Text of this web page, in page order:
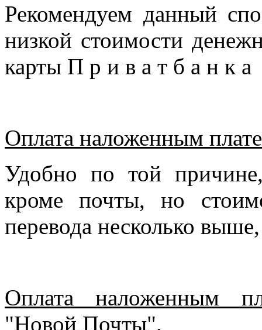
Рекомендуем данный
низкой стоимости
карты П р и в а т б а н к
Оплата наложенным
Удобно по той
кроме почты, но
перевода несколько
Оплата наложенным
"Новой Почты".